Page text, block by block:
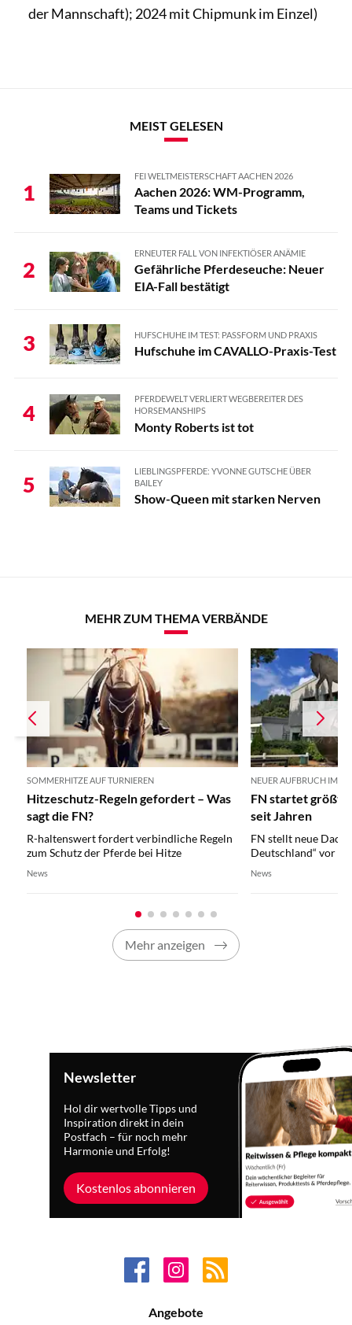
der Mannschaft); 2024 mit Chipmunk im Einzel)
MEIST GELESEN
1
FEI WELTMEISTERSCHAFT AACHEN 2026
Aachen 2026: WM-Programm,
Teams und Tickets
2
ERNEUTER FALL VON INFEKTIÖSER ANÄMIE
Gefährliche Pferdeseuche: Neuer
EIA-Fall bestätigt
3 HUFSCHUHE IM TEST: PASSFORM UND PRAXIS
Hufschuhe im CAVALLO-Praxis-Test
4
PFERDEWELT VERLIERT WEGBEREITER DES
HORSEMANSHIPS
Monty Roberts ist tot
5
LIEBLINGSPFERDE: YVONNE GUTSCHE ÜBER
BAILEY
Show-Queen mit starken Nerven
MEHR ZUM THEMA VERBÄNDE
SOMMERHITZE AUF TURNIEREN
Hitzeschutz-Regeln gefordert – Was
sagt die FN?
R-haltenswert fordert verbindliche Regeln
zum Schutz der Pferde bei Hitze
News
NEUER AUFBRUCH IM
FN startet
seit Jahren
FN stellt neue
Deutschland“ vor
News
Mehr anzeigen
Newsletter
Hol dir wertvolle Tipps und
Inspiration direkt in dein
Postfach – für noch mehr
Harmonie und Erfolg!
Kostenlos abonnieren
Angebote